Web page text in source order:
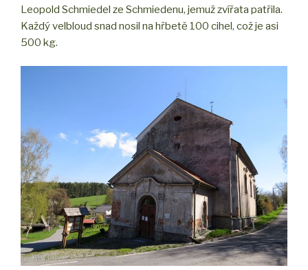
Leopold Schmiedel ze Schmiedenu, jemuž zvířata patřila.
Každý velbloud snad nosil na hřbetě 100 cihel, což je asi
500 kg.